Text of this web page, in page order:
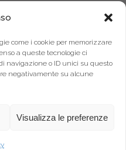
come i cookie per memorizzare
a queste tecnologie ci
navigazione o ID unici su questo
negativamente su alcune
Visualizza le preferenze
Carrelli retrattili
| Email: